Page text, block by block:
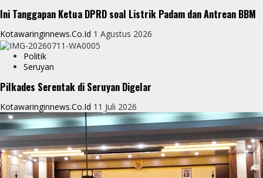
Ini Tanggapan Ketua DPRD soal Listrik Padam dan Antrean BBM
Kotawaringinnews.co.id 1 Agustus 2026
Politik
Seruyan
Pilkades Serentak di Seruyan Digelar
Kotawaringinnews.co.id 11 Juli 2026